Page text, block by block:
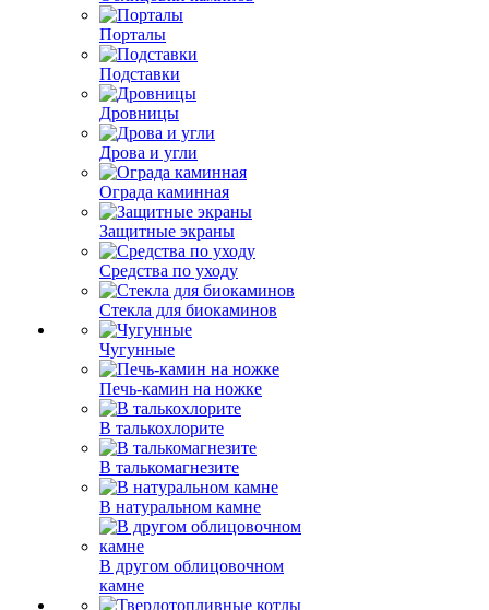
Порталы
Подставки
Дровницы
Дрова и угли
Ограда каминная
Защитные экраны
Средства по уходу
Стекла для биокаминов
Чугунные
Печь-камин на ножке
В талькохлорите
В талькомагнезите
В натуральном камне
В другом облицовочном
камне